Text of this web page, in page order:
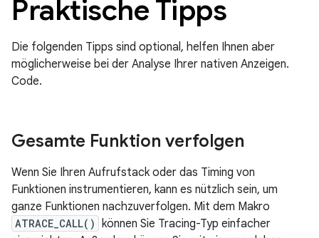
Praktische Tipps
Die folgenden Tipps sind optional, helfen Ihnen aber
möglicherweise bei der Analyse Ihrer nativen Anzeigen.
Code.
Gesamte Funktion verfolgen
Wenn Sie Ihren Aufrufstack oder das Timing von
Funktionen instrumentieren, kann es nützlich sein, um
ganze Funktionen nachzuverfolgen. Mit dem Makro
ATRACE_CALL() können Sie Tracing-Typ einfacher